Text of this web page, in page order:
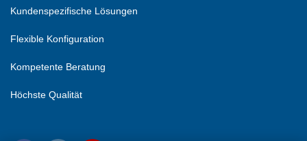
Kundenspezifische Lösungen
Flexible Konfiguration
Kompetente Beratung
Höchste Qualität